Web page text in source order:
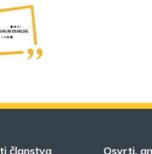
članstva
Osvrti,